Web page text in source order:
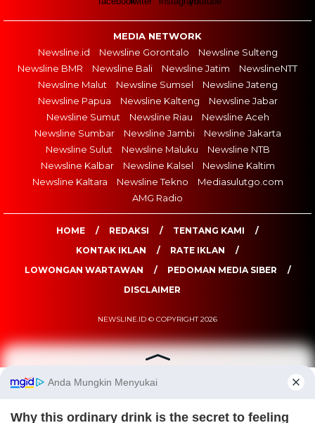
MEDIA NETWORK
Newsline.id
Newsline Gorontalo
Newsline Sulteng
Newsline BMR
Newsline Bali Newsline Jatim
NewslineNTT
Newsline Malut
Newsline Sumsel
Newsline Jateng
Newsline Papua
Newsline Kalteng
Newsline Jabar
Newsline Sumut
Newsline Riau
Newsline Aceh
Newsline Sumbar
Newsline Jambi
Newsline Jakarta
Newsline Sulut
Newsline Maluku
Newsline NTB
Newsline Kalbar
Newsline Kalsel
Newsline Kaltim
Newsline Kaltara
Newsline Tekno
Mediasulutgo.com
AMG Radio
HOME REDAKSI
TENTANG KAMI
KONTAK IKLAN
RATE IKLAN
LOWONGAN WARTAWAN
PEDOMAN MEDIA SIBER
DISCLAIMER
NEWSLINE.ID © COPYRIGHT 2026